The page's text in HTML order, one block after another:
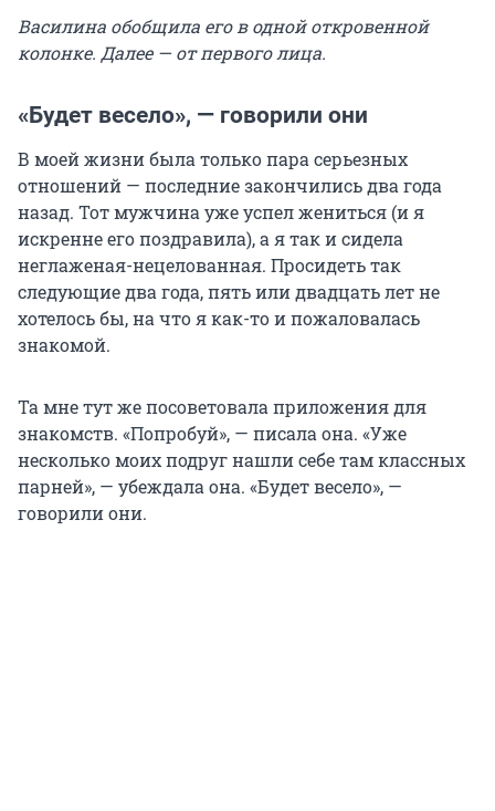
Василина обобщила его в одной откровенной
колонке. Далее — от первого лица.
«Будет весело», — говорили они
В моей жизни была только пара серьезных
отношений — последние закончились два года
назад. Тот мужчина уже успел жениться (и я
искренне его поздравила), а я так и сидела
неглаженая-нецелованная. Просидеть так
следующие два года, пять или двадцать лет не
хотелось бы, на что я как-то и пожаловалась
знакомой.
Та мне тут же посоветовала приложения для
знакомств. «Попробуй», — писала она. «Уже
несколько моих подруг нашли себе там классных
парней», — убеждала она. «Будет весело», —
говорили они.